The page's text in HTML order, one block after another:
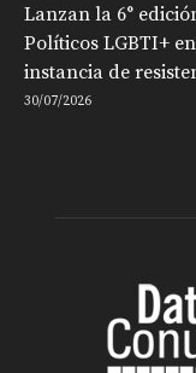
Lanzan la 6°
Políticos LGBTI+
instancia de
30/07/2026